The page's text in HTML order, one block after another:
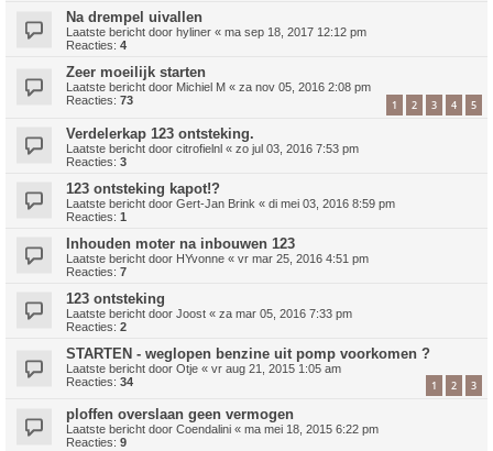
Na drempel uivallen
Laatste bericht door hyliner « ma sep 18, 2017 12:12 pm
Reacties: 4
Zeer moeilijk starten
Laatste bericht door Michiel M « za nov 05, 2016 2:08 pm
Reacties: 73 1 2 3 4 5
Verdelerkap 123 ontsteking.
Laatste bericht door citrofielnl « zo jul 03, 2016 7:53 pm
Reacties: 3
123 ontsteking kapot!?
Laatste bericht door Gert-Jan Brink « di mei 03, 2016 8:59 pm
Reacties: 1
Inhouden moter na inbouwen 123
Laatste bericht door HYvonne « vr mar 25, 2016 4:51 pm
Reacties: 7
123 ontsteking
Laatste bericht door Joost « za mar 05, 2016 7:33 pm
Reacties: 2
STARTEN - weglopen benzine uit pomp voorkomen ?
Laatste bericht door Otje « vr aug 21, 2015 1:05 am
Reacties: 34 1 2 3
ploffen overslaan geen vermogen
Laatste bericht door Coendalini « ma mei 18, 2015 6:22 pm
Reacties: 9